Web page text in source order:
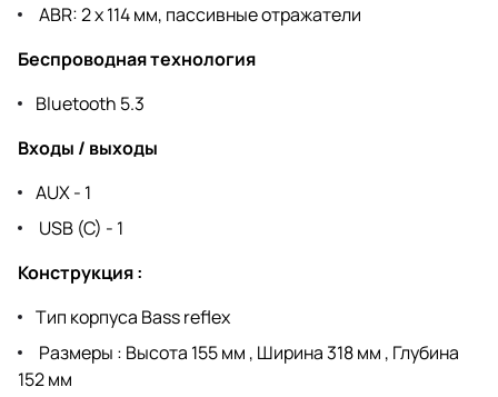
ABR: 2 x 114 мм, пассивные отражатели
Беспроводная технология
Bluetooth 5.3
Входы / выходы
AUX - 1
USB (C) - 1
Конструкция :
Тип корпуса Bass reflex
Размеры : Высота 155 мм , Ширина 318 мм , Глубина
152 мм